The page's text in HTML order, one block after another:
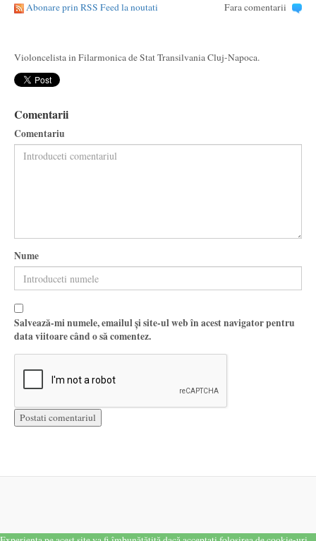
Abonare prin RSS Feed la noutati Fara comentarii
Violoncelista in Filarmonica de Stat Transilvania Cluj-Napoca.
Comentarii
Comentariu
Nume
Salvează-mi numele, emailul și site-ul web în acest navigator pentru
data viitoare când o să comentez.